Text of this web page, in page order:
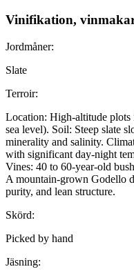
Vinifikation,
Jordmåner:
Slate
Terroir:
Location: High-altitude
sea level). Soil: Steep slate
minerality and salinity.
with significant day-night
Vines: 40 to 60-year-old
A mountain-grown Godello
purity, and lean structure.
Skörd:
Picked by hand
Jäsning: